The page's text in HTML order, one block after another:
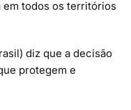
todos os territórios
diz que a decisão
protegem e